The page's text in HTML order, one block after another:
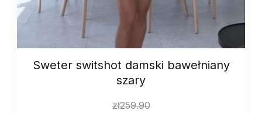
Sweter switshot damski bawełniany
szary
zł259.90